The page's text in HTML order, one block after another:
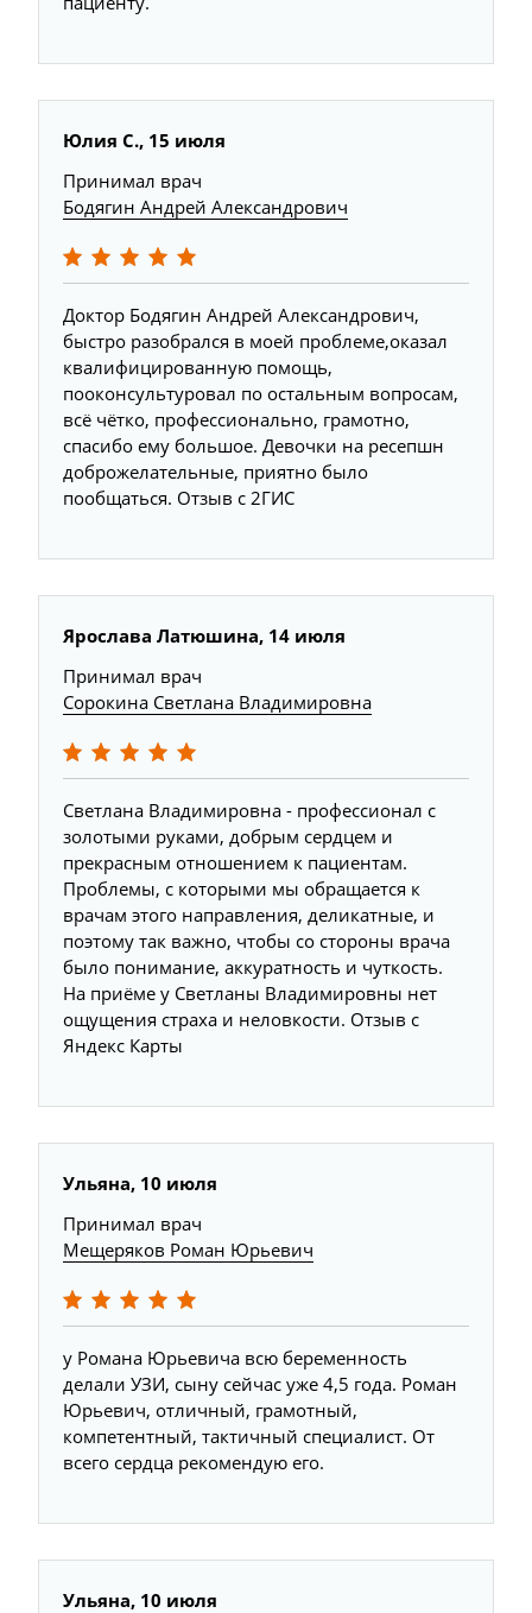
Юлия С., 15 июля
Принимал врач
Бодягин Андрей Александрович
Доктор Бодягин Андрей Александрович,
быстро разобрался в моей проблеме,оказал
квалифицированную помощь,
пооконсультуровал по остальным вопросам,
всё чётко, профессионально, грамотно,
спасибо ему большое. Девочки на ресепшн
доброжелательные, приятно было
пообщаться. Отзыв с 2ГИС
Ярослава Латюшина, 14 июля
Принимал врач
Сорокина Светлана Владимировна
Светлана Владимировна - профессионал с
золотыми руками, добрым сердцем и
прекрасным отношением к пациентам.
Проблемы, с которыми мы обращается к
врачам этого направления, деликатные, и
поэтому так важно, чтобы со стороны врача
было понимание, аккуратность и чуткость.
На приёме у Светланы Владимировны нет
ощущения страха и неловкости. Отзыв с
Яндекс Карты
Ульяна, 10 июля
Принимал врач
Мещеряков Роман Юрьевич
у Романа Юрьевича всю беременность
делали УЗИ, сыну сейчас уже 4,5 года. Роман
Юрьевич, отличный, грамотный,
компетентный, тактичный специалист. От
всего сердца рекомендую его.
Ульяна, 10 июля